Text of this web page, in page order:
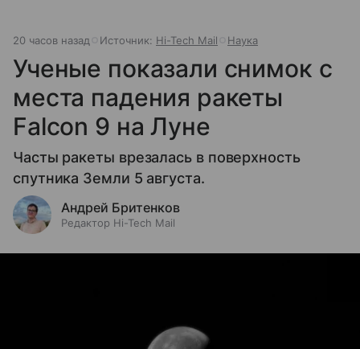
20 часов назад Источник: Hi-Tech Mail Наука
Ученые показали снимок с
места падения ракеты
Falcon 9 на Луне
Часты ракеты врезалась в поверхность
спутника Земли 5 августа.
Андрей Бритенков
Редактор Hi-Tech Mail